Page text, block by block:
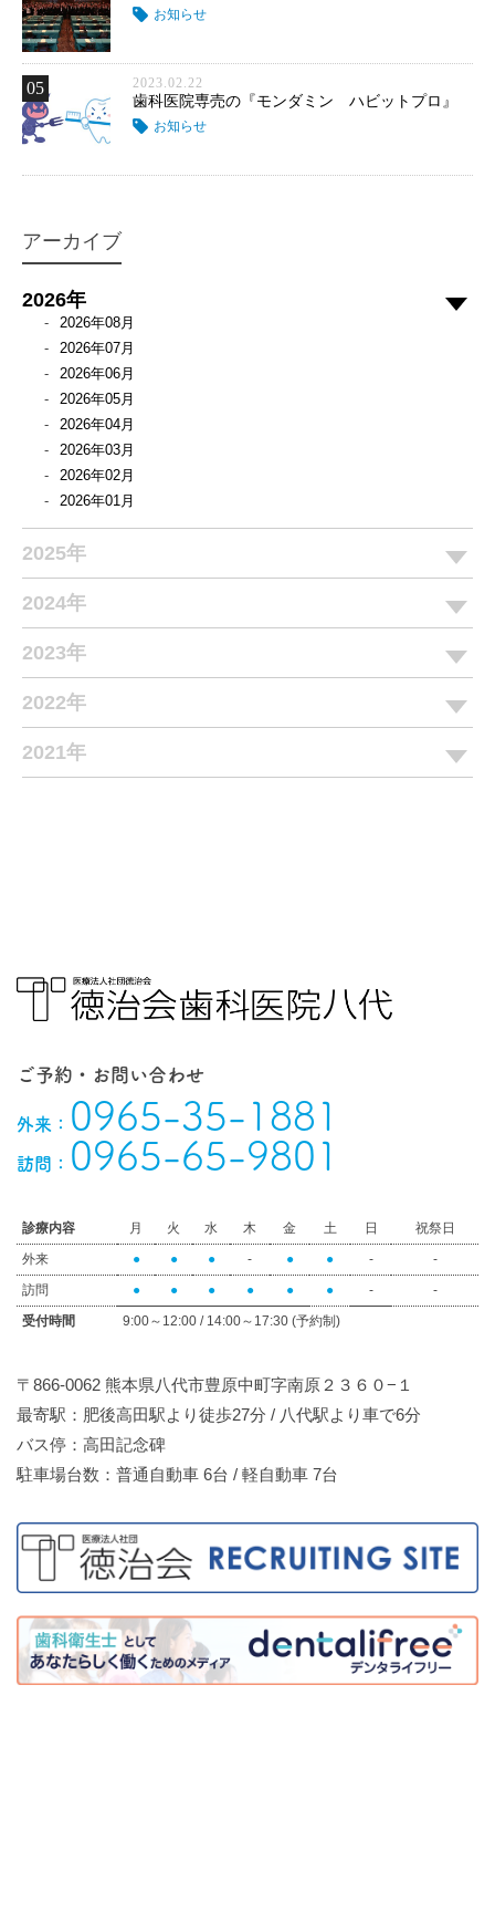
お知らせ
05 2023.02.22
歯科医院専売の『モンダミン ハビットプロ』
お知らせ
アーカイブ
2026年
2026年08月
2026年07月
2026年06月
2026年05月
2026年04月
2026年03月
2026年02月
2026年01月
2025年
2024年
2023年
2022年
2021年
ご予約・お問い合わせ
外来： 0965-35-1881
訪問： 0965-65-9801
診療内容 月 火 水 木 金 土 日
祝祭日
外来
● ● ● - ● ● -
-
訪問
● ● ● ● ● ● -
-
受付時間
9:00～12:00 / 14:00～17:30 (予約制)
〒866-0062 熊本県八代市豊原中町字南原２３６０−１
最寄駅：肥後高田駅より徒歩27分 / 八代駅より車で6分
バス停：高田記念碑
駐車場台数：普通自動車 6台 / 軽自動車 7台